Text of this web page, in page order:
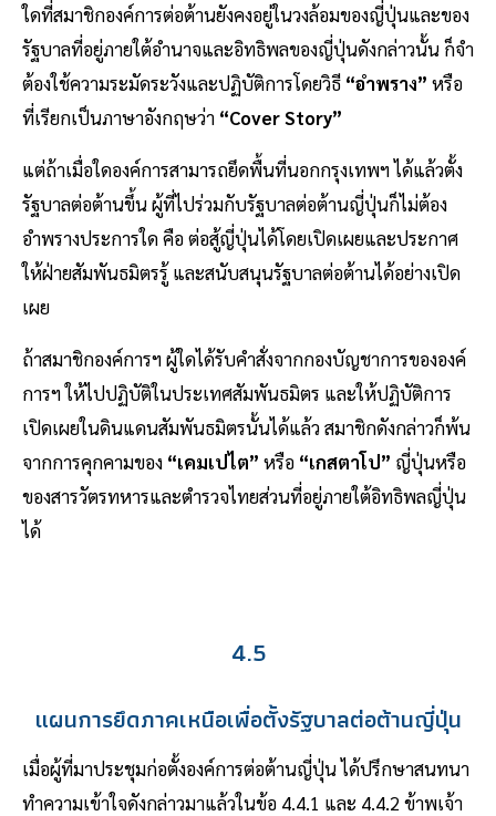
ใดที่สมาชิกองค์การต่อต้านยังคงอยู่ในวงล้อมของญี่ปุ่นและของ
รัฐบาลที่อยู่ภายใต้อำนาจและอิทธิพลของญี่ปุ่นดังกล่าวนั้น ก็จำ
ต้องใช้ความระมัดระวังและปฏิบัติการโดยวิธี “อำพราง” หรือ
ที่เรียกเป็นภาษาอังกฤษว่า “Cover Story”
แต่ถ้าเมื่อใดองค์การสามารถยึดพื้นที่นอกกรุงเทพฯ ได้แล้วตั้ง
รัฐบาลต่อต้านขึ้น ผู้ที่ไปร่วมกับรัฐบาลต่อต้านญี่ปุ่นก็ไม่ต้อง
อำพรางประการใด คือ ต่อสู้ญี่ปุ่นได้โดยเปิดเผยและประกาศ
ให้ฝ่ายสัมพันธมิตรรู้ และสนับสนุนรัฐบาลต่อต้านได้อย่างเปิด
เผย
ถ้าสมาชิกองค์การฯ ผู้ใดได้รับคำสั่งจากกองบัญชาการขององค์
การฯ ให้ไปปฏิบัติในประเทศสัมพันธมิตร และให้ปฏิบัติการ
เปิดเผยในดินแดนสัมพันธมิตรนั้นได้แล้ว สมาชิกดังกล่าวก็พ้น
จากการคุกคามของ “เคมเปไต” หรือ “เกสตาโป” ญี่ปุ่นหรือ
ของสารวัตรทหารและตำรวจไทยส่วนที่อยู่ภายใต้อิทธิพลญี่ปุ่น
ได้
4.5
แผนการยึดภาคเหนือเพื่อตั้งรัฐบาลต่อต้านญี่ปุ่น
เมื่อผู้ที่มาประชุมก่อตั้งองค์การต่อต้านญี่ปุ่น ได้ปรึกษาสนทนา
ทำความเข้าใจดังกล่าวมาแล้วในข้อ 4.4.1 และ 4.4.2 ข้าพเจ้า